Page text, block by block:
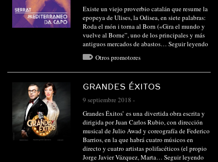
Existe un viejo proverbio catalán que resume la
epopeya de Ulises, la Odisea, en siete palabras:
Roda el món i torna al Born («Gira el mundo y
vuelve al Borne”, uno de los principales y más
antiguos mercados de abastos… Seguir leyendo
Otros promotores
GRANDES ÉXITOS
9 septiembre 2018 -
Grandes Éxitos’ es una divertida obra escrita y
dirigida por Juan Carlos Rubio, con dirección
musical de Julio Awad y coreografía de Federico
Barrios, en la que habrá cuatro músicos en
directo y cuatro artistas polifacéticos (el propio
Jorge Javier Vázquez, Marta… Seguir leyendo